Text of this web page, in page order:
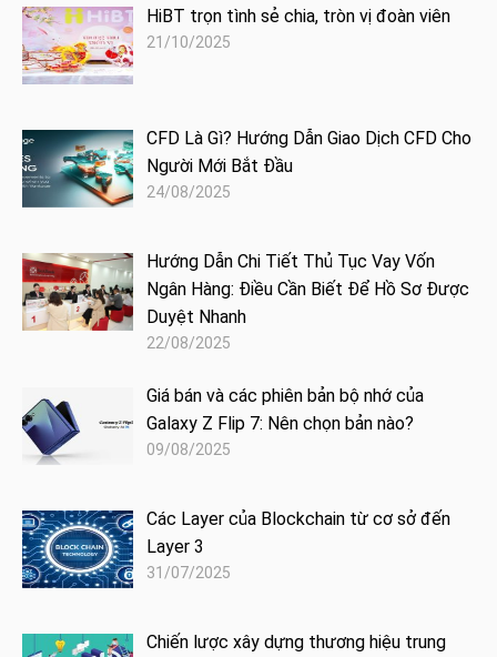
HiBT trọn tình sẻ chia, tròn vị đoàn viên
21/10/2025
CFD Là Gì? Hướng Dẫn Giao Dịch CFD Cho
Người Mới Bắt Đầu
24/08/2025
Hướng Dẫn Chi Tiết Thủ Tục Vay Vốn
Ngân Hàng: Điều Cần Biết Để Hồ Sơ Được
Duyệt Nhanh
22/08/2025
Giá bán và các phiên bản bộ nhớ của
Galaxy Z Flip 7: Nên chọn bản nào?
09/08/2025
Các Layer của Blockchain từ cơ sở đến
Layer 3
31/07/2025
Chiến lược xây dựng thương hiệu trung